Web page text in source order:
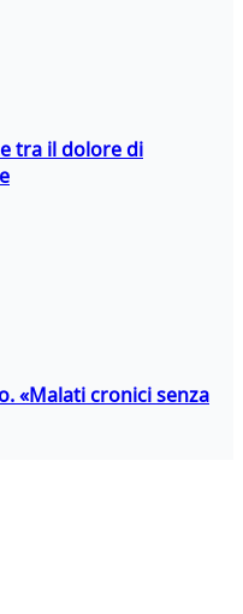
tra il dolore di
«Malati cronici senza